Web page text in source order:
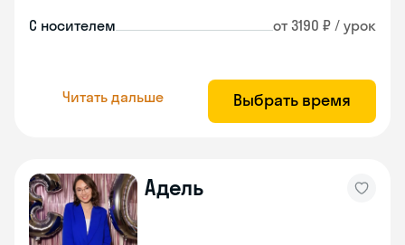
С носителем от 3190 ₽ / урок
Читать дальше Выбрать время
Адель